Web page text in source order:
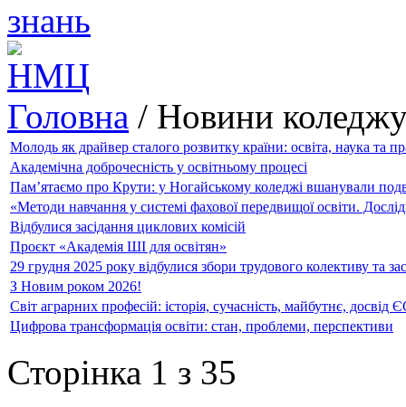
Головна / Новини
Молодь як драйвер сталого розвитку країни: освіта, наука та
Академічна доброчесність у освітньому процесі
Пам’ятаємо про Крути: у Ногайському коледжі вшанували
«Методи навчання у системі фахової передвищої освіти.
Відбулися засідання циклових комісій
Проєкт «Академія ШІ для освітян»
29 грудня 2025 року відбулися збори трудового колективу та
З Новим роком 2026!
Світ аграрних професій: історія, сучасність, майбутнє, досвід
Цифрова трансформація освіти: стан, проблеми, перспективи
Сторінка 1 з 35